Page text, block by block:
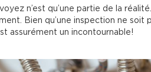
n’est qu’une partie de la
Bien qu’une inspection ne soit
assurément un incontournable!